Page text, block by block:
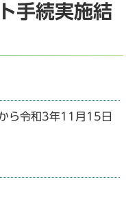
手続実施結
ら令和3年11月15日